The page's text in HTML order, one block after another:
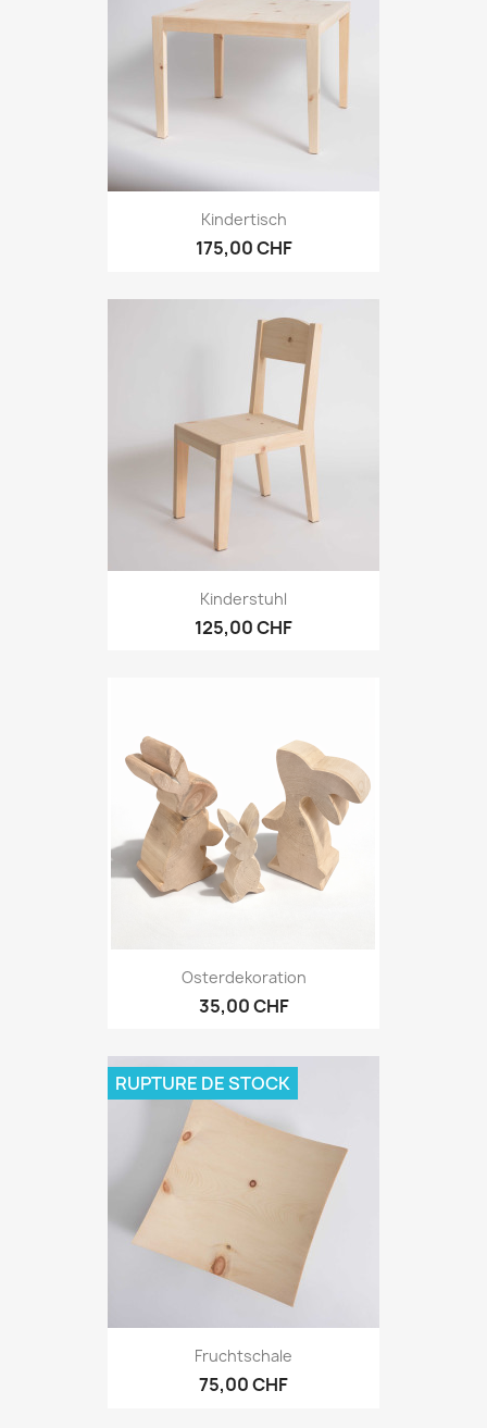
Kindertisch
175,00 CHF
Kinderstuhl
125,00 CHF
Osterdekoration
35,00 CHF
Fruchtschale
75,00 CHF
RUPTURE DE STOCK